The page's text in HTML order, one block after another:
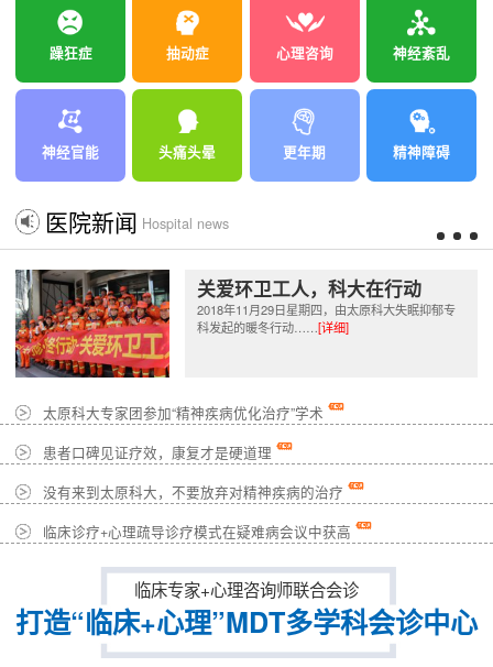
躁狂症 抽动症 心理咨询 神经紊乱
神经官能 头痛头晕 更年期 精神障碍
医院新闻 Hospital news
关爱环卫工人，科大在行动
2018年11月29日星期四，由太原科大失眠抑郁专
科发起的暖冬行动……[详细]
太原科大专家团参加“精神疾病优化治疗”学术
患者口碑见证疗效，康复才是硬道理
没有来到太原科大，不要放弃对精神疾病的治疗
临床诊疗+心理疏导诊疗模式在疑难病会议中获高
临床专家+心理咨询师联合会诊
打造“临床+心理”MDT多学科会诊中心